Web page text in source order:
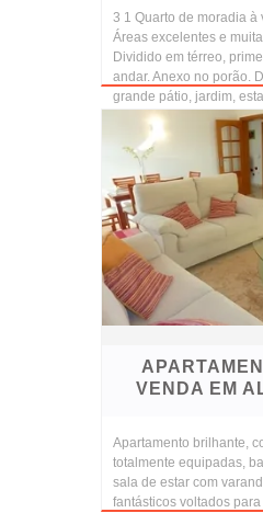
3 1 Quarto de moradia à
Áreas excelentes e
Dividido em térreo,
andar. Anexo no porão.
grande pátio, jardim,
carro para...
VENDA EM
Apartamento brilhante,
totalmente equipadas,
sala de estar com
fantásticos voltados